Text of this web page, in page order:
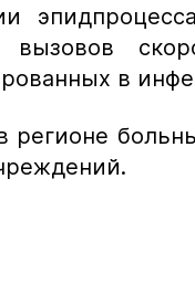
вызовов
в
регионе